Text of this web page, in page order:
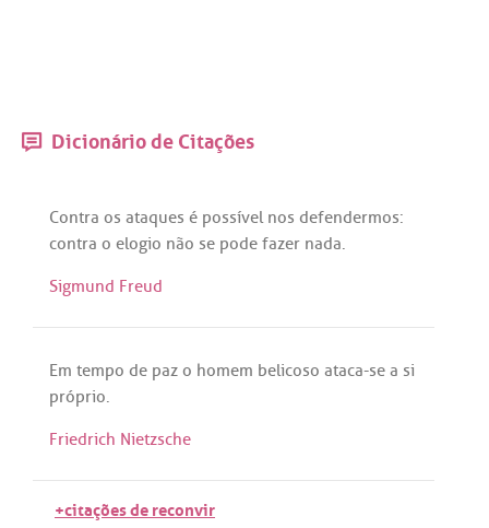
Dicionário de Citações
Contra os ataques é possível nos defendermos:
contra o elogio não se pode fazer nada.
Sigmund Freud
Em tempo de paz o homem belicoso ataca-se a si
próprio.
Friedrich Nietzsche
+citações de reconvir